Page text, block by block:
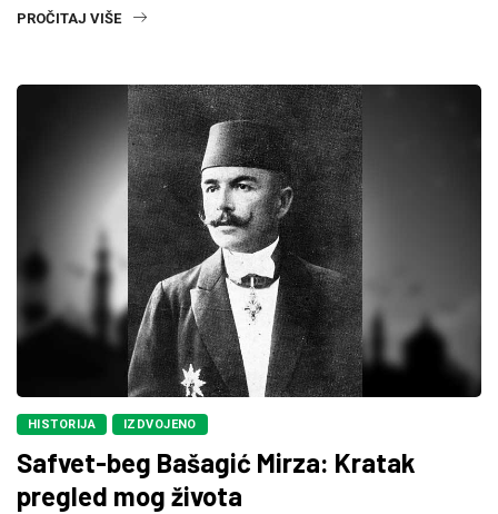
PROČITAJ VIŠE
HISTORIJA IZDVOJENO
Safvet-beg Bašagić Mirza: Kratak
pregled mog života